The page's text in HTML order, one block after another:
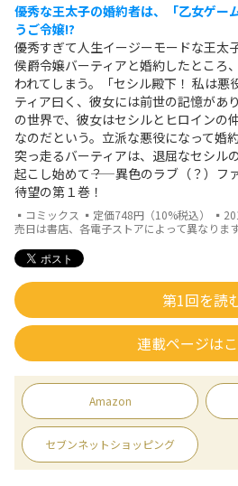
優秀な王太子の婚約者は、「乙女ゲー
うご令嬢!?
優秀すぎて人生イージーモードな王太
侯爵令嬢バーティアと婚約したところ
われてしまう。「セシル殿下！ 私は
ティア曰く、彼女には前世の記憶があ
の世界で、彼女はセシルとヒロインの
なのだという。立派な悪役になって婚
突っ走るバーティアは、退屈なセシル
起こし始めて――？ 異色のラブ（？）フ
待望の第１巻！
▪コミックス ▪定価748円（10%税込）
売日は書店、各電子ストアによって異なります
第1回を読
連載ページは
Amazon
セブンネットショッピング